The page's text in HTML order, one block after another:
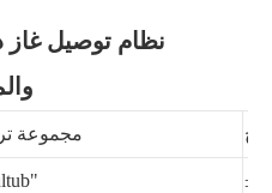
نظام توصيل غاز
مجموعة